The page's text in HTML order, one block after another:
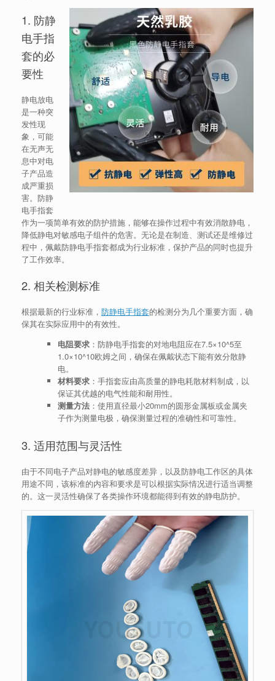
1. 防静
电手指
套的必
要性
静电放电
是一种突
发性现
象，可能
在无声无
息中对电
子产品造
成严重损
害。防静
电手指套
作为一项简单有效的防护措施，能够在操作过程中有效消散静电，
降低静电对敏感电子组件的危害。无论是在制造、测试还是维修过
程中，佩戴防静电手指套都成为行业标准，保护产品的同时也提升
了工作效率。
2. 相关检测标准
根据最新的行业标准， 防静电手指套的检测分为几个重要方面，确
保其在实际应用中的有效性。
电阻要求：防静电手指套的对地电阻应在7.5×10^5至
1.0×10^10欧姆之间，确保在佩戴状态下能有效分散静
电。
材料要求：手指套应由高质量的静电耗散材料制成，以
保证其优越的电气性能和耐用性。
测量方法：使用直径最小20mm的圆形金属板或金属夹
子作为测量电极，确保测量过程的准确性和可靠性。
3. 适用范围与灵活性
由于不同电子产品对静电的敏感度差异，以及防静电工作区的具体
用途不同，该标准的内容和要求是可以根据实际情况进行适当调整
的。这一灵活性确保了各类操作环境都能得到有效的静电防护。